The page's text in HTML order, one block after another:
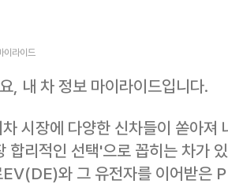
이라이드
, 내 차 정보 마이라이드입니다.
시장에 다양한 신차들이 쏟아져
합리적인 선택'으로 꼽히는 차가
EV(DE)와 그 유전자를 이어받